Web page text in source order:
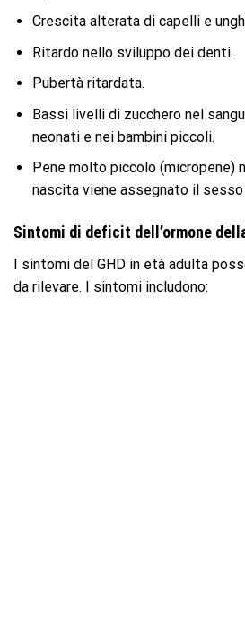
Crescita alterata di capelli e
Ritardo nello sviluppo dei denti.
Pubertà ritardata.
Bassi livelli di zucchero nel
neonati e nei bambini piccoli.
Pene molto piccolo (micropene)
nascita viene assegnato il sesso
Sintomi di deficit dell’ormone
I sintomi del GHD in età adulta
da rilevare. I sintomi includono: